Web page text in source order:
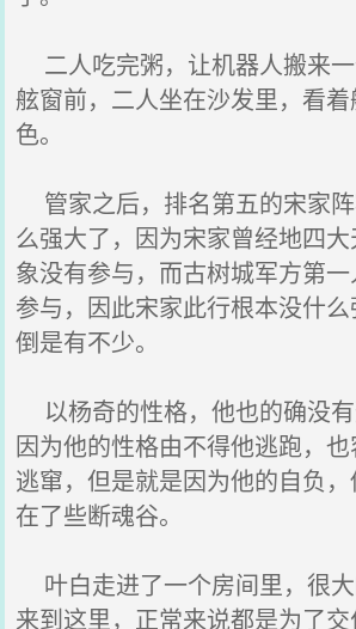
二人吃完粥，让机器人搬来
舷窗前，二人坐在沙发里，看
色。
管家之后，排名第五的宋家
么强大了，因为宋家曾经地四
象没有参与，而古树城军方第
参与，因此宋家此行根本没什
倒是有不少。
以杨奇的性格，他也的确没有
因为他的性格由不得他逃跑，
逃窜，但是就是因为他的自负
在了些断魂谷。
叶白走进了一个房间里，很大
来到这里，正常来说都是为了交